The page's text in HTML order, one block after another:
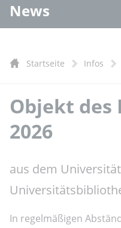
News
Startseite Infos
Objekt des
2026
aus dem
In regelmäßigen